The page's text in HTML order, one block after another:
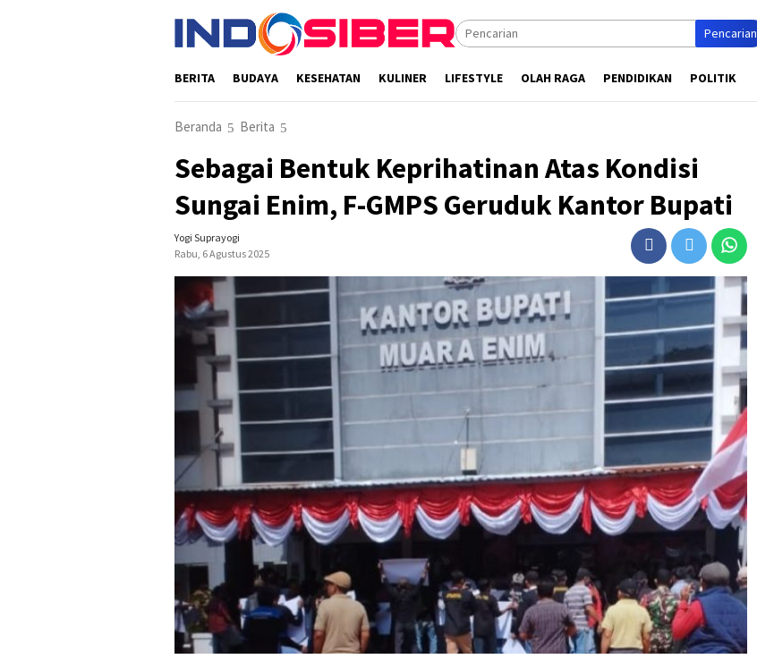
Pencarian
BERITA BUDAYA KESEHATAN KULINER LIFESTYLE OLAH RAGA PENDIDIKAN POLITIK
Beranda Berita
Sebagai Bentuk Keprihatinan Atas Kondisi
Sungai Enim, F-GMPS Geruduk Kantor Bupati
Yogi Suprayogi
Rabu, 6 Agustus 2025